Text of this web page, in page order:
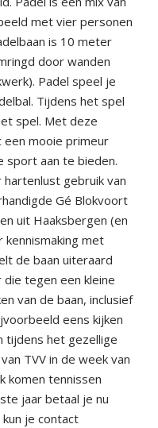
met vier personen
is 10 meter
door wanden
Padel speel je
Tijdens het spel
spel. Met deze
een mooie primeur
sport aan te bieden.
hartenlust gebruik van
Gé Blokvoort
uit Haaksbergen (en
met
de baan uiteraard
tegen een kleine
van de baan, inclusief
eens kijken
tijdens het gezellige
TVV in de week van
komen tennissen
jaar betaal je nu
je contact